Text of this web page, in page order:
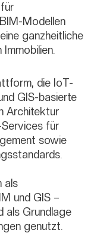
Modellen
ganzheitliche
die IoT-
GIS-basierte
Architektur
für
sowie
als
und GIS –
als Grundlage
genutzt.